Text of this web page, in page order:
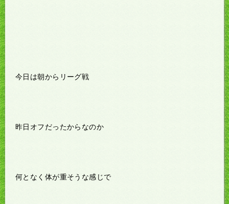
今日は朝からリーグ戦
昨日オフだったからなのか
何となく体が重そうな感じで